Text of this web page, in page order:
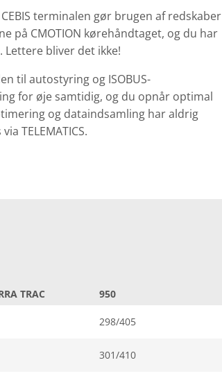
terminalen gør brugen af redskaber
på CMOTION kørehåndtaget, og du har
bliver det ikke!
til autostyring og ISOBUS-
for øje samtidig, og du opnår optimal
og dataindsamling har aldrig
TELEMATICS.
CLAAS
TRAC 950
298/405
301/410